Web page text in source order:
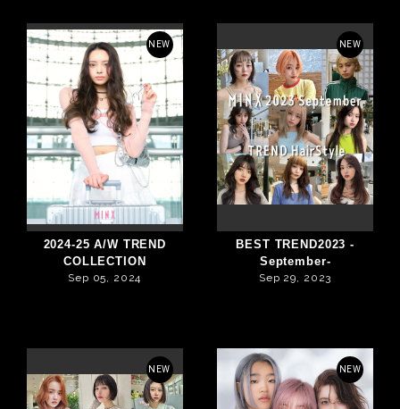
NEW
2024-25 A/W TREND
COLLECTION
Sep 05, 2024
NEW
BEST TREND2023 -
September-
Sep 29, 2023
NEW NEW